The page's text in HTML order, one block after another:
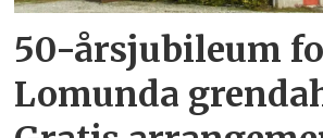
50-årsjubileum
Lomunda